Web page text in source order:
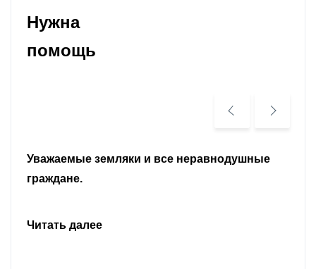
Нужна
помощь
Уважаемые земляки и все неравнодушные
граждане.
Читать далее